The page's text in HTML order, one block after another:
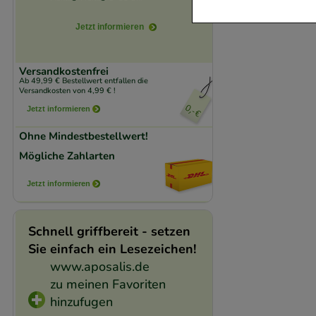
Jetzt informieren
Versandkostenfrei
Ab 49,99 € Bestellwert entfallen die
Versandkosten von 4,99 € !
Jetzt informieren
Ohne Mindestbestellwert!
Mögliche Zahlarten
Jetzt informieren
Schnell griffbereit - setzen
Sie einfach ein Lesezeichen!
www.aposalis.de
zu meinen Favoriten
hinzufugen